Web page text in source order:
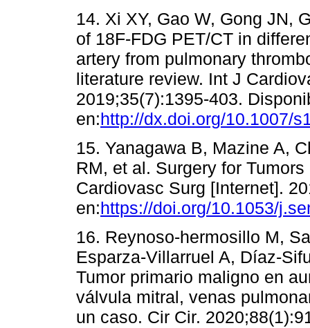
14. Xi XY, Gao W, Gong JN,
of 18F-FDG PET/CT in
artery from pulmonary
literature review. Int J
2019;35(7):1395-403.
en:http://dx.doi.org/10.1007/
15. Yanagawa B, Mazine A,
RM, et al. Surgery for
Cardiovasc Surg [Internet].
en:https://doi.org/10.1053/
16. Reynoso-hermosillo M,
Esparza-Villarruel A, Díaz-
Tumor primario maligno en
válvula mitral, venas
un caso. Cir Cir.